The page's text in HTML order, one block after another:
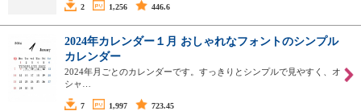
2 1,256 446.6
2024年カレンダー１月 おしゃれなフォントのシンプル
カレンダー
2024年月ごとのカレンダーです。すっきりとシンプルで見やすく、オ
シャ…
7 1,997 723.45